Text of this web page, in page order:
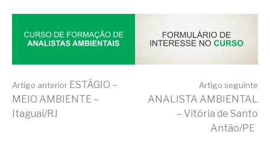
Continue
Artigo anterior ESTÁGIO –
MEIO AMBIENTE –
Itaguaí/RJ
Artigo seguinte
ANALISTA AMBIENTAL
– Vitória de Santo
Antão/PE